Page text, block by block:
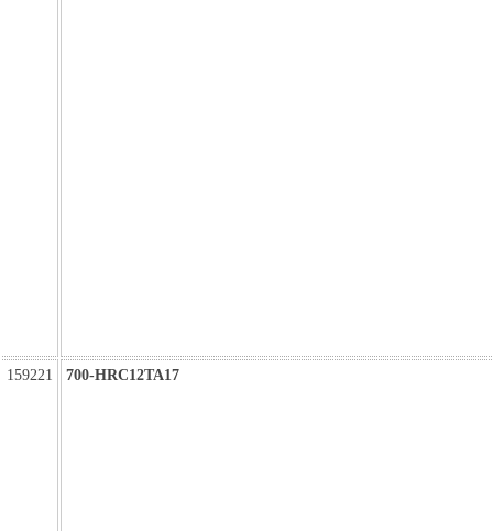
159221 700-HRC12TA17